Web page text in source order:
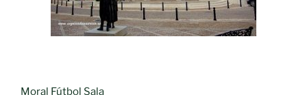
Moral Fútbol Sala